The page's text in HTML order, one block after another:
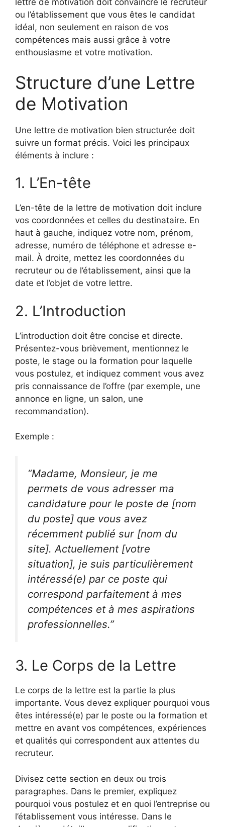
lettre de motivation doit convaincre le recruteur
ou l’établissement que vous êtes le candidat
idéal, non seulement en raison de vos
compétences mais aussi grâce à votre
enthousiasme et votre motivation.
Structure d’une Lettre
de Motivation
Une lettre de motivation bien structurée doit
suivre un format précis. Voici les principaux
éléments à inclure :
1. L’En-tête
L’en-tête de la lettre de motivation doit inclure
vos coordonnées et celles du destinataire. En
haut à gauche, indiquez votre nom, prénom,
adresse, numéro de téléphone et adresse e-
mail. À droite, mettez les coordonnées du
recruteur ou de l’établissement, ainsi que la
date et l’objet de votre lettre.
2. L’Introduction
L’introduction doit être concise et directe.
Présentez-vous brièvement, mentionnez le
poste, le stage ou la formation pour laquelle
vous postulez, et indiquez comment vous avez
pris connaissance de l’offre (par exemple, une
annonce en ligne, un salon, une
recommandation).
Exemple :
“Madame, Monsieur, je me
permets de vous adresser ma
candidature pour le poste de [nom
du poste] que vous avez
récemment publié sur [nom du
site]. Actuellement [votre
situation], je suis particulièrement
intéressé(e) par ce poste qui
correspond parfaitement à mes
compétences et à mes aspirations
professionnelles.”
3. Le Corps de la Lettre
Le corps de la lettre est la partie la plus
importante. Vous devez expliquer pourquoi vous
êtes intéressé(e) par le poste ou la formation et
mettre en avant vos compétences, expériences
et qualités qui correspondent aux attentes du
recruteur.
Divisez cette section en deux ou trois
paragraphes. Dans le premier, expliquez
pourquoi vous postulez et en quoi l’entreprise ou
l’établissement vous intéresse. Dans le